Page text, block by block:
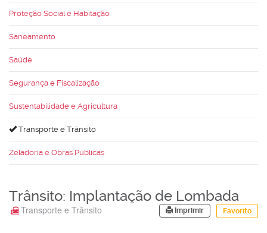
Proteção Social e Habitação
Saneamento
Saúde
Segurança e Fiscalização
Sustentabilidade e Agricultura
Transporte e Trânsito
Zeladoria e Obras Públicas
Trânsito: Implantação de Lombada
Favorito
Imprimir
Transporte e Trânsito